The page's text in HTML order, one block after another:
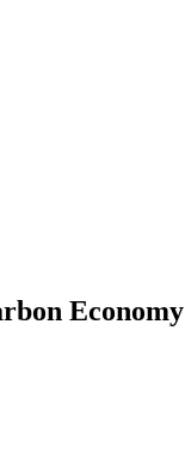
Economy